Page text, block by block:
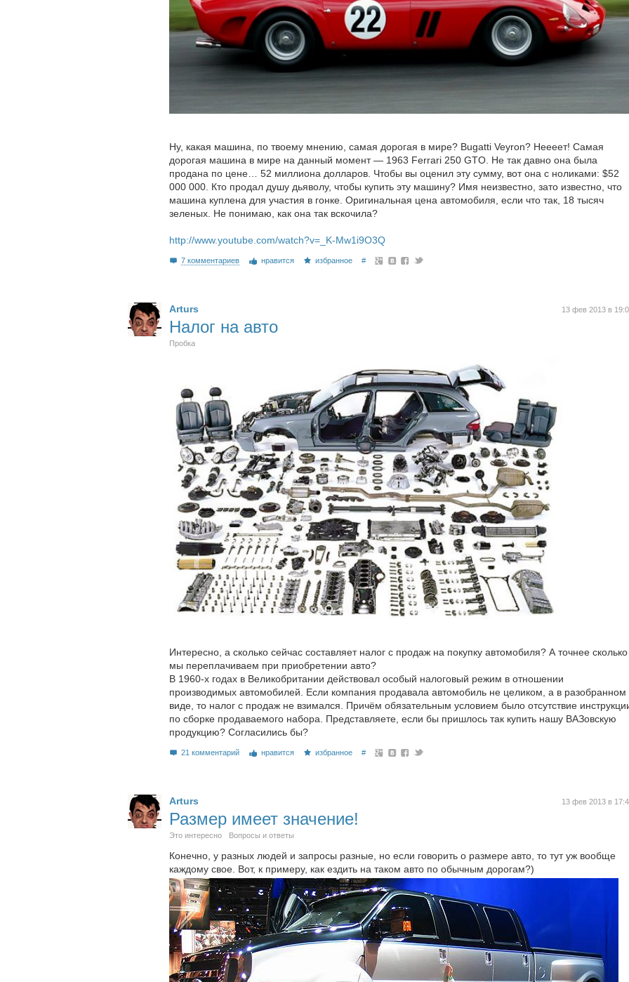
Ну, какая машина, по твоему мнению, самая дорогая в мире? Bugatti Veyron? Неееет! Самая
дорогая машина в мире на данный момент — 1963 Ferrari 250 GTO. Не так давно она была
продана по цене… 52 миллиона долларов. Чтобы вы оценил эту сумму, вот она с ноликами: $52
000 000. Кто продал душу дьяволу, чтобы купить эту машину? Имя неизвестно, зато известно, что
машина куплена для участия в гонке. Оригинальная цена автомобиля, если что так, 18 тысяч
зеленых. Не понимаю, как она так вскочила?
http://www.youtube.com/watch?v=_K-Mw1i9O3Q
7 комментариев нравится избранное #
13 фев 2013 в
Arturs
Налог на авто
Пробка
Интересно, а сколько сейчас составляет налог с продаж на покупку автомобиля? А точнее сколько
мы переплачиваем при приобретении авто?
В 1960-х годах в Великобритании действовал особый налоговый режим в отношении
производимых автомобилей. Если компания продавала автомобиль не целиком, а в разобранном
виде, то налог с продаж не взимался. Причём обязательным условием было отсутствие
по сборке продаваемого набора. Представляете, если бы пришлось так купить нашу ВАЗовскую
продукцию? Согласились бы?
21 комментарий нравится избранное #
13 фев 2013 в
Arturs
Размер имеет значение!
Это интересно Вопросы и ответы
Конечно, у разных людей и запросы разные, но если говорить о размере авто, то тут уж вообще
каждому свое. Вот, к примеру, как ездить на таком авто по обычным дорогам?)